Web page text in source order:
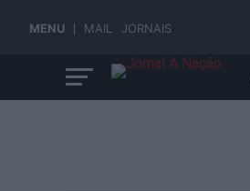
MENU MAIL JORNAIS